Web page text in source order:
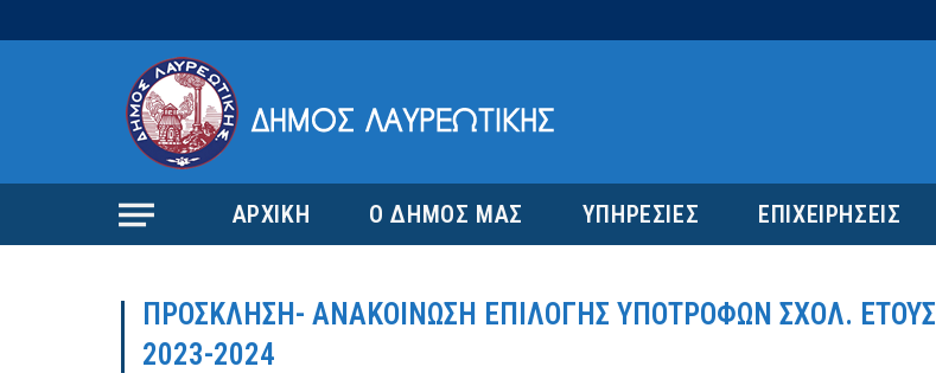
ΑΡΧΙΚΗ Ο ΔΗΜΟΣ ΜΑΣ ΥΠΗΡΕΣΙΕΣ ΕΠΙΧΕΙΡΗΣΕΙΣ
ΠΡΟΣΚΛΗΣΗ- ΑΝΑΚΟΙΝΩΣΗ ΕΠΙΛΟΓΗΣ ΥΠΟΤΡΟΦΩΝ ΣΧΟΛ. ΕΤΟΥΣ
2023-2024